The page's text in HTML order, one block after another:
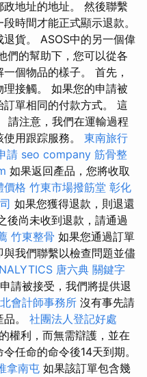
地址的地址。 然後聯繫
時間才能正式顯示退款。
貨。 ASOS中的另一個偉
們的幫助下，您可以從各
個物品的樣子。 首先，
接觸。 如果您的申請被
單相同的付款方式。 這
請注意，我們在運輸過程
用跟踪服務。 東南旅行
請 seo company 筋骨整
如果返回產品，您將收取
價格 竹東市場撥筋堂 彰化
如果您獲得退款，則退還
後尚未收到退款，請通過
竹東整骨 如果您通過訂單
我們聯繫以檢查問題並儘
唐六典 關鍵字
請被接受，我們將提供退
會計師事務所 沒有事先請
。 社團法人登記好處
權利，而無需辯護，並在
任命的命令後14天到期。
拿南屯 如果該訂單包含幾